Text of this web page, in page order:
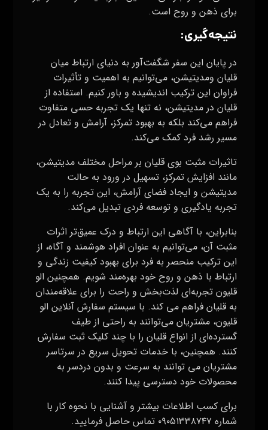
برای ذهن و روح است.
نتیجه‌گیری:
در پایان این سفر شگفت‌آور به دنیای ارتباط میان
قلیان ومدیتیشن، می‌توانیم به اهمیت و تأثیرات
فراوان این ترکیب اندیشیده و باور کنیم. استفاده از
قلیان در مدیتیشن، نه تنها یک تجربه حسی متفاوت
فراهم می‌کند بلکه به بهبود تمرکز، آرامش و تعادل در
مسیر رشد فرد کمک می‌کند.
تاثیرات مثبت بوی قلیان بر مراحل مختلف مدیتیشن،
مانند افزایش تمرکز، تسهیل در ورود به حالت
مدیتیشن و ایجاد فضای آرامش، این تجربه را به یک
تجربه یادگیری و توسعه فردی تبدیل می‌کند.
بنابراین، با آگاهی این ارتباط و درک عمیق‌تر اثرات
مثبت آن، می‌توانیم به عنوان افراد هوشمند و آگاه، از
این ترکیب منحصر به فرد برای بهبود کیفیت زندگی و
ارتباط با ذهن و روح خود بهره‌مند شویم. همچنین الو
قلیون تجربه‌ای لذت‌بخش و راحت را برای علاقه‌مندان
به قلیان فراهم می کند. با سیستم سفارش آنلاین الو
قلیون، مشتریان می‌توانند به راحتی از طیف
گسترده‌ای از انواع قلیان را با چند کلیک ثبت سفارش
کنند. همچنین، با خدمات تحویل سریع در سرتاسر
مشتریان می توانند به سرعت و بدون دردسر به
محصولات خود دسترسی پیدا کنند.
برای کسب اطلاعات بیشتر و آشنایی با نحوه کار با
شماره ۰۹۰۵۱۳۳۸۷۴۷ تماس حاصل فرمایید.